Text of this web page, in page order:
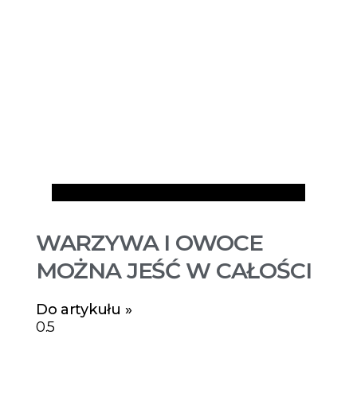
WARZYWA I OWOCE
MOŻNA JEŚĆ W CAŁOŚCI
Do artykułu »